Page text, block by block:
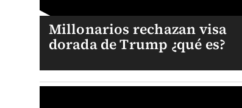
Millonarios rechazan visa
dorada de Trump ¿qué es?